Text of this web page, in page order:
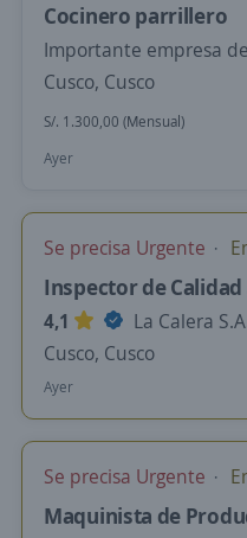
Cocinero parrillero
Importante empresa
Cusco, Cusco
S/. 1.300,00 (Mensual)
Ayer
Se precisa Urgente
Inspector de Calidad
4,1
La Calera
Cusco, Cusco
Ayer
Se precisa Urgente
Maquinista de